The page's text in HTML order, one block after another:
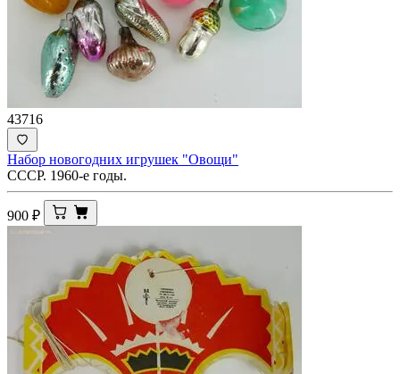
43716
Набор новогодних игрушек "Овощи"
СССР. 1960-е годы.
900 ₽